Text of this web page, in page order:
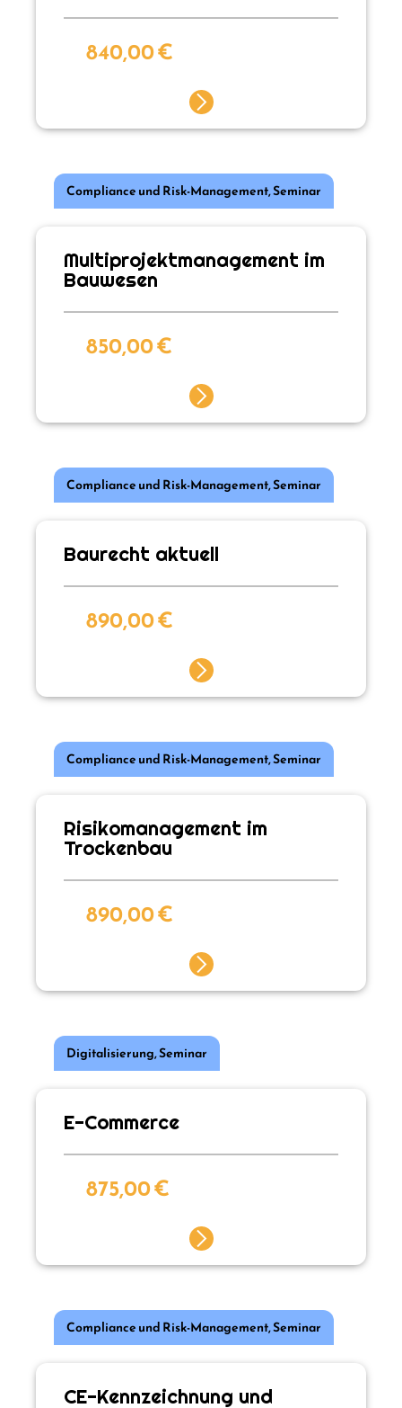
840,00€
Compliance und Risk-Management,Seminar
Multiprojektmanagement im
Bauwesen
850,00€
Compliance und Risk-Management,Seminar
Baurecht aktuell
890,00€
Compliance und Risk-Management,Seminar
Risikomanagement im
Trockenbau
890,00€
Digitalisierung,Seminar
E-Commerce
875,00€
Compliance und Risk-Management,Seminar
CE-Kennzeichnung und